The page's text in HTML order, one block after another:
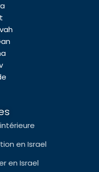
en Israel
en Israel